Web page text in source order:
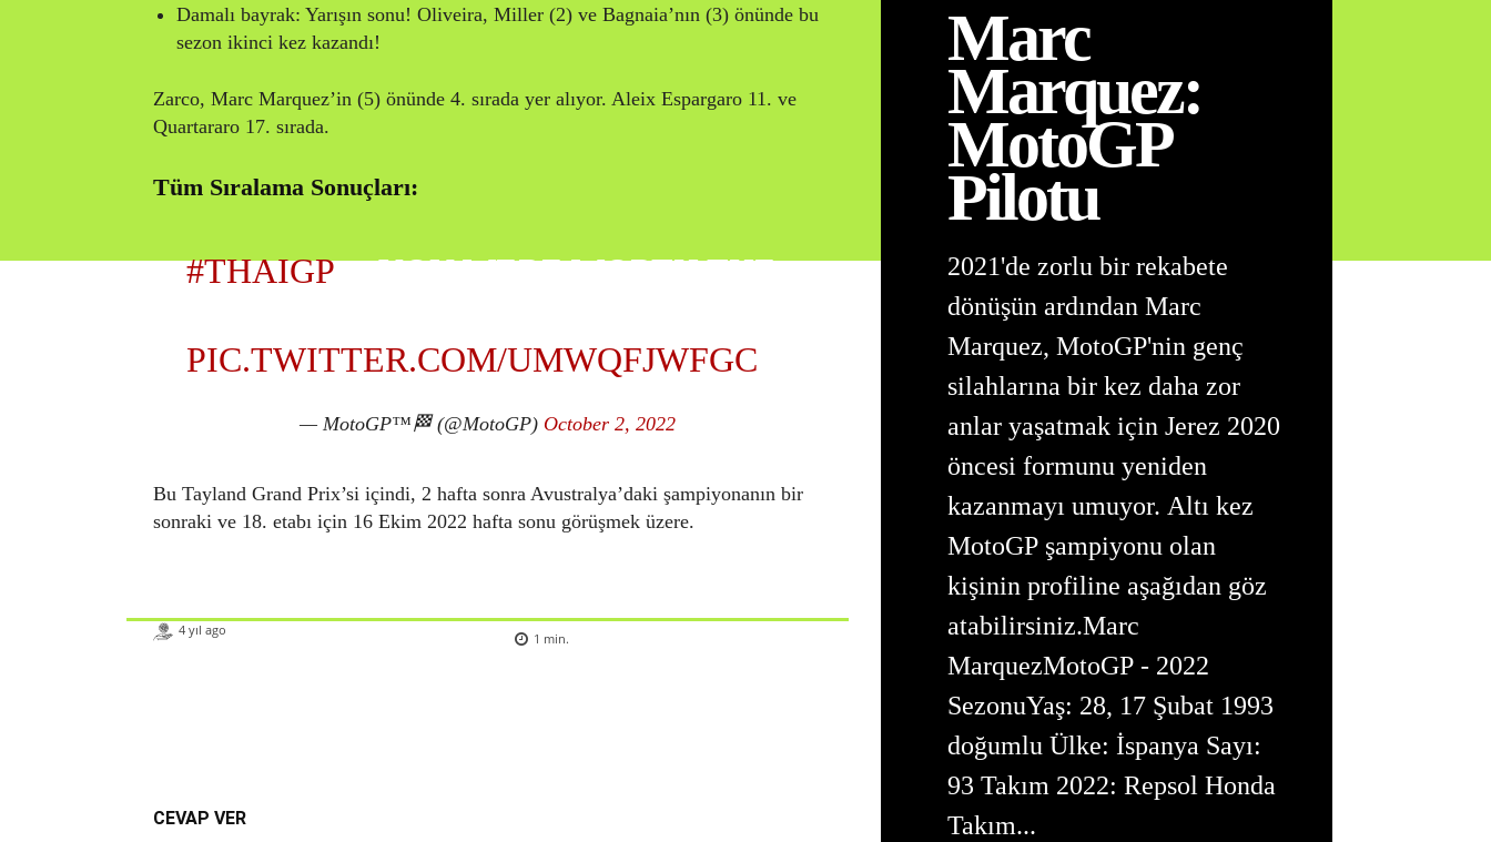
Damalı bayrak: Yarışın sonu! Oliveira, Miller (2) ve Bagnaia’nın (3) önünde bu
sezon ikinci kez kazandı!
Zarco, Marc Marquez’in (5) önünde 4. sırada yer alıyor. Aleix Espargaro 11. ve
Quartararo 17. sırada.
Tüm Sıralama Sonuçları:
#THAIGP… YOU WERE WORTH THE
PIC.TWITTER.COM/UMWQFJWFGC
— MotoGP™🏁 (@MotoGP) October 2, 2022
Bu Tayland Grand Prix’si içindi, 2 hafta sonra Avustralya’daki şampiyonanın bir
sonraki ve 18. etabı için 16 Ekim 2022 hafta sonu görüşmek üzere.
4 yıl ago
1 min.
CEVAP VER
Marc
Marquez:
MotoGP
Pilotu
2021'de zorlu bir rekabete
dönüşün ardından Marc
Marquez, MotoGP'nin genç
silahlarına bir kez daha zor
anlar yaşatmak için Jerez 2020
öncesi formunu yeniden
kazanmayı umuyor. Altı kez
MotoGP şampiyonu olan
kişinin profiline aşağıdan göz
atabilirsiniz.Marc
MarquezMotoGP - 2022
SezonuYaş: 28, 17 Şubat 1993
doğumlu Ülke: İspanya Sayı:
93 Takım 2022: Repsol Honda
Takım...